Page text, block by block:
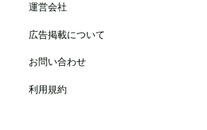
運営会社
広告掲載について
お問い合わせ
利用規約